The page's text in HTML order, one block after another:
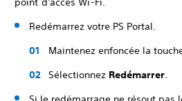
Redémarrez votre PS Portal.
Maintenez enfoncée la
Sélectionnez Redémarrer.